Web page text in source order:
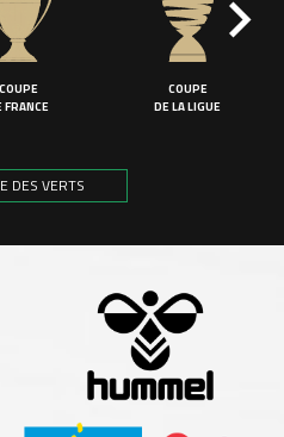
COUPE
FRANCE
COUPE
DE LA LIGUE
DES VERTS